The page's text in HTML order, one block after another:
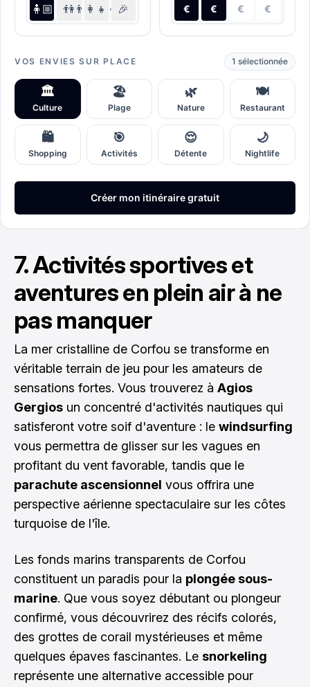
7. Activités sportives et
aventures en plein air à ne
pas manquer
La mer cristalline de Corfou se transforme en
véritable terrain de jeu pour les amateurs de
sensations fortes. Vous trouverez à Agios
Gergios un concentré d'activités nautiques qui
satisferont votre soif d'aventure : le windsurfing
vous permettra de glisser sur les vagues en
profitant du vent favorable, tandis que le
parachute ascensionnel vous offrira une
perspective aérienne spectaculaire sur les côtes
turquoise de l'île.
Les fonds marins transparents de Corfou
constituent un paradis pour la plongée sous-
marine. Que vous soyez débutant ou plongeur
confirmé, vous découvrirez des récifs colorés,
des grottes de corail mystérieuses et même
quelques épaves fascinantes. Le snorkeling
représente une alternative accessible pour